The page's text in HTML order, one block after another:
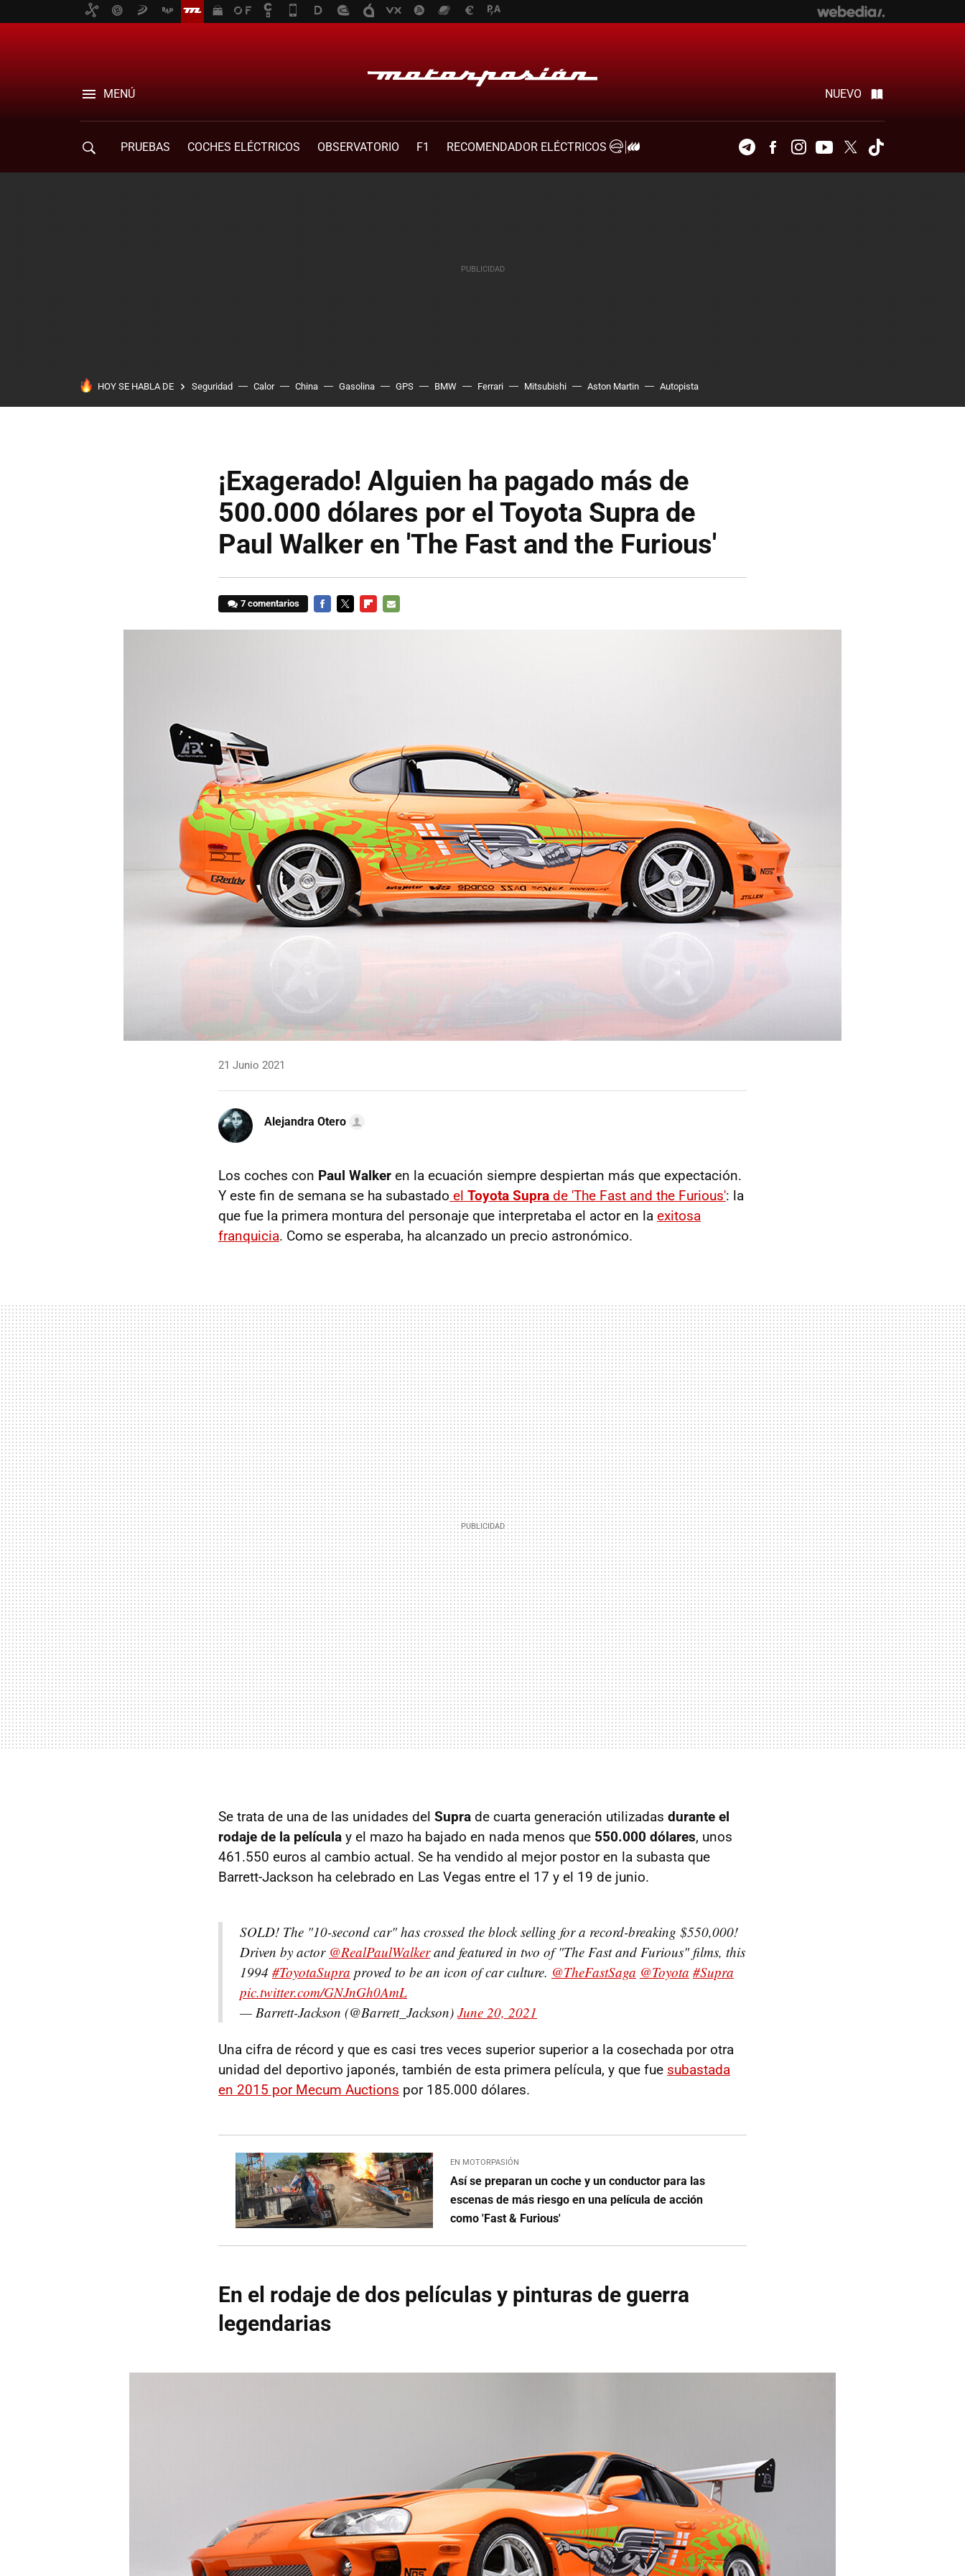
MENÚ NUEVO
PRUEBAS COCHES ELÉCTRICOS OBSERVATORIO F1
RECOMENDADOR ELÉCTRICOS
TelegramFacebookInstagramYoutubeTwitter
HOY SE HABLA DE Seguridad Calor China Gasolina GPS BMW Ferrari Mitsubishi Aston Martin Autopista
¡Exagerado! Alguien ha pagado más de
500.000 dólares por el Toyota Supra de
Paul Walker en 'The Fast and the Furious'
7 comentarios
21 Junio 2021
Alejandra Otero
Los coches con Paul Walker en la ecuación siempre despiertan más que expectación.
Y este fin de semana se ha subastado el Toyota Supra de 'The Fast and the Furious': la
que fue la primera montura del personaje que interpretaba el actor en la exitosa
franquicia. Como se esperaba, ha alcanzado un precio astronómico.
Se trata de una de las unidades del Supra de cuarta generación utilizadas durante el
rodaje de la película y el mazo ha bajado en nada menos que 550.000 dólares, unos
461.550 euros al cambio actual. Se ha vendido al mejor postor en la subasta que
Barrett-Jackson ha celebrado en Las Vegas entre el 17 y el 19 de junio.
SOLD! The "10-second car" has crossed the block selling for a record-breaking $550,000!
Driven by actor @RealPaulWalkerand featured in two of "The Fast and Furious" films, this
1994 #ToyotaSupra proved to be an icon of car culture. @TheFastSaga @Toyota #Supra
pic.twitter.com/GNJnGh0AmL
— Barrett-Jackson (@Barrett_Jackson) June 20, 2021
Una cifra de récord y que es casi tres veces superior superior a la cosechada por otra
unidad del deportivo japonés, también de esta primera película, y que fue subastada
en 2015 por Mecum Auctions por 185.000 dólares.
EN MOTORPASIÓN
Así se preparan un coche y un conductor para las
escenas de más riesgo en una película de acción
como 'Fast & Furious'
En el rodaje de dos películas y pinturas de guerra
legendarias